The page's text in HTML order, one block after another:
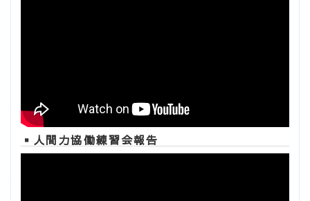
▪人間力協働練習会報告